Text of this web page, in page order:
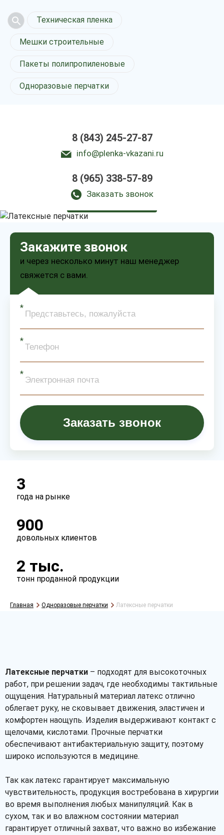
Техническая пленка
Мешки строительные
Пакеты полипропиленовые
Одноразовые перчатки
8 (843) 245-27-87
info@plenka-vkazani.ru
8 (965) 338-57-89
Заказать звонок
Латексные перчатки
в Казани
Закажите звонок
и через несколько минут наш менеджер
свяжется с вами.
Заказать звонок
3
года на рынке
900
довольных клиентов
2 тыс.
тонн проданной продукции
Главная Одноразовые перчатки Латексные перчатки
Латексные перчатки – подходят для высокоточных
работ, при решении задач, где необходимы тактильные
ощущения. Натуральный материал латекс отлично
облегает руку, не сковывает движения, эластичен и
комфортен наощупь. Изделия выдерживают контакт с
щелочами, кислотами. Прочные перчатки
обеспечивают антибактериальную защиту, поэтому
широко используются в медицине.
Так как латекс гарантирует максимальную
чувствительность, продукция востребована в хирургии
во время выполнения любых манипуляций. Как в
сухом, так и во влажном состоянии материал
гарантирует отличный захват, что важно во избежание